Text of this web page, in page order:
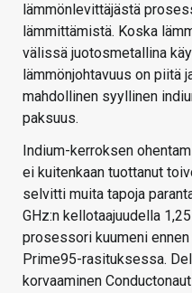
lämmönlevittäjästä
lämmittämistä. Koska
välissä juotosmetallina
lämmönjohtavuus on piitä
mahdollinen syyllinen
paksuus.
Indium-kerroksen
ei kuitenkaan tuottanut
selvitti muita tapoja
GHz:n kellotaajuudella
prosessori kuumeni
Prime95-rasituksessa.
korvaaminen